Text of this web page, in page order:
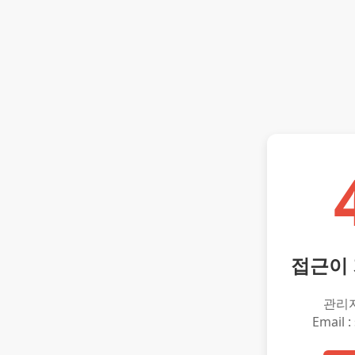
접근이
관리
Email